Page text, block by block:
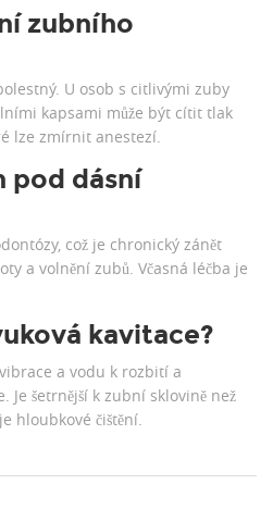
zubního
U osob s citlivými zuby
kapsami může být cítit tlak
lze zmírnit anestezí.
pod dásní
což je chronický zánět
a volnění zubů. Včasná léčba je
kavitace?
a vodu k rozbití a
šetrnější k zubní sklovině než
hloubkové čištění.